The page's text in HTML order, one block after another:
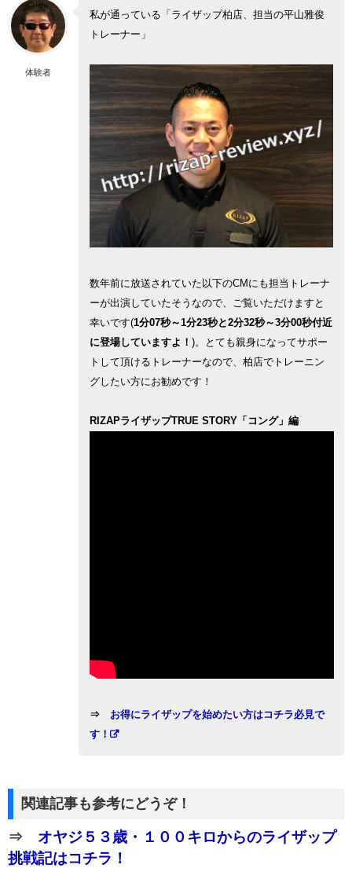
体験者
私が通っている「ライザップ柏店、担当の平山雅俊
トレーナー」
数年前に放送されていた以下のCMにも担当トレーナ
ーが出演していたそうなので、ご覧いただけますと
幸いです(1分07秒～1分23秒と2分32秒～3分00秒付近
に登場していますよ！ )。とても親身になってサポー
トして頂けるトレーナーなので、柏店でトレーニン
グしたい方にお勧めです！
RIZAPライザップTRUE STORY「コング」編
⇒
お得にライザップを始めたい方はコチラ必見で
す！
関連記事も参考にどうぞ！
⇒ オヤジ５３歳・１００キロからのライザップ
挑戦記はコチラ！